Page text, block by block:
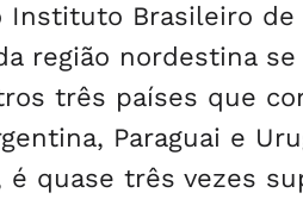
Brasileiro de
região nordestina
três países que
Paraguai e
é quase três vezes